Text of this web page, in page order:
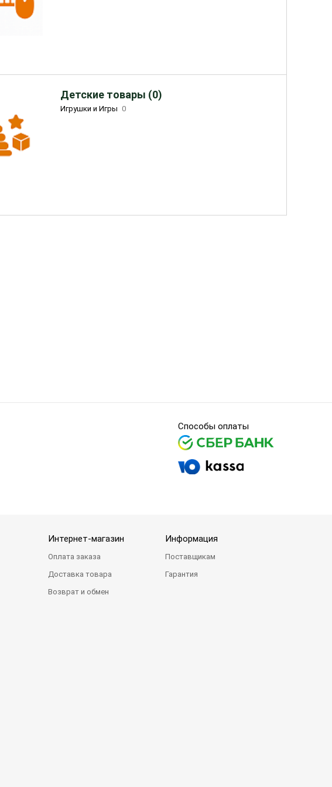
Детские товары (0)
Игрушки и Игры 0
Способы оплаты
Интернет-магазин
Оплата заказа
Доставка товара
Возврат и обмен
Информация
Поставщикам
Гарантия